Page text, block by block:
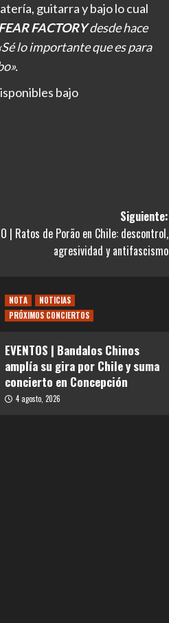
guitarra y bajo lo cual
FACTORYdesde hace
lo importante que es para
bajo
Siguiente:
| Ratos de Porão en Chile: descontrol,
agresividad y antifascismo
NOTA
NOTICIAS
PRÓXIMOS CONCIERTOS
EVENTOS | Bandalos Chinos
amplía su gira por Chile y suma
concierto en Concepción
4 agosto, 2026